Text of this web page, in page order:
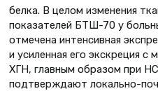
белка. В целом изменения
показателей БТШ-70 у
отмечена интенсивная
и усиленная его экскреция
ХГН, главным образом при
подтверждают локально-